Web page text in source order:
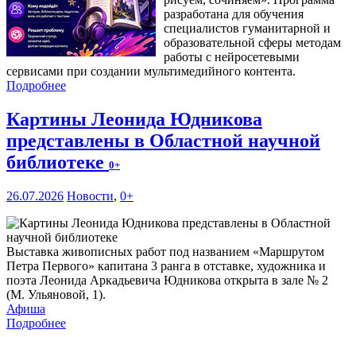
разработана для обучения
специалистов гуманитарной и
образовательной сферы методам
работы с нейросетевыми
сервисами при создании мультимедийного контента.
Подробнее
Картины Леонида Юдникова
представлены в Областной научной
библиотеке 0+
26.07.2026 Новости, 0+
Выставка живописных работ под названием «Маршрутом
Петра Первого» капитана 3 ранга в отставке, художника и
поэта Леонида Аркадьевича Юдникова открыта в зале № 2
(М. Ульяновой, 1).
Афиша
Подробнее